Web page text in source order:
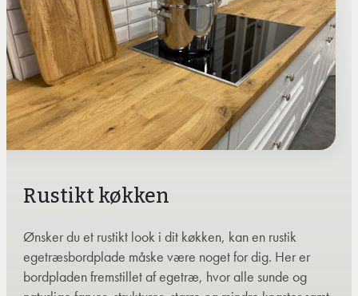
Rustikt køkken
Ønsker du et rustikt look i dit køkken, kan en rustik
egetræsbordplade måske være noget for dig. Her er
bordpladen fremstillet af egetræ, hvor alle sunde og